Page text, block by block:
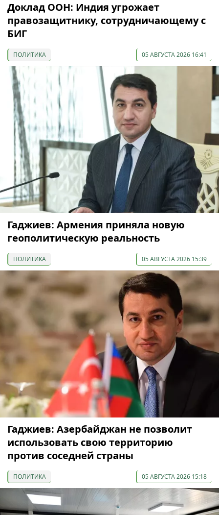
Доклад ООН: Индия угрожает
правозащитнику, сотрудничающему с
БИГ
ПОЛИТИКА 05 АВГУСТА 2026 16:41
Гаджиев: Армения приняла новую
геополитическую реальность
ПОЛИТИКА 05 АВГУСТА 2026 15:39
Гаджиев: Азербайджан не позволит
использовать свою территорию
против соседней страны
ПОЛИТИКА 05 АВГУСТА 2026 15:18